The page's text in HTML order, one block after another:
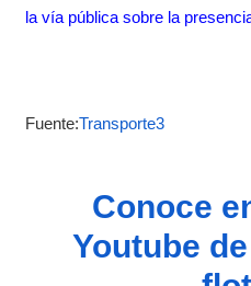
la vía pública sobre la
Fuente:Transporte3
Conoce
Youtube